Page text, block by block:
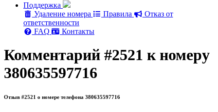
Поддержка
Удаление номера
Правила
Отказ от
ответственности
FAQ
Контакты
Комментарий #2521 к номеру
380635597716
Отзыв #2521 о номере телефона 380635597716